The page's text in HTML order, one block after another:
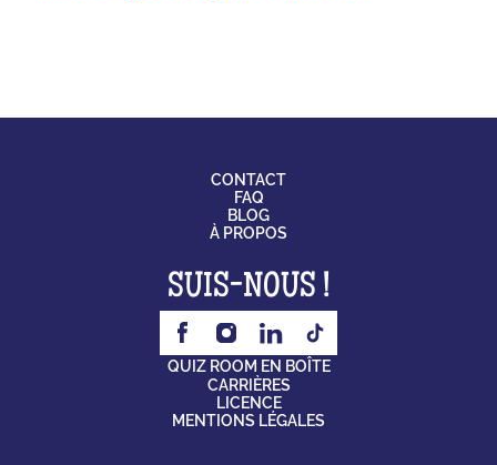
CONTACT
FAQ
BLOG
À PROPOS
SUIS-NOUS !
QUIZ ROOM EN BOÎTE
CARRIÈRES
LICENCE
MENTIONS LÉGALES